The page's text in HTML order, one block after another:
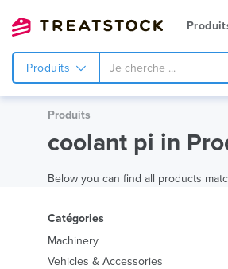
Produits
Produits
coolant pi in
Below you can find all products
Catégories
Machinery
Vehicles & Accessories